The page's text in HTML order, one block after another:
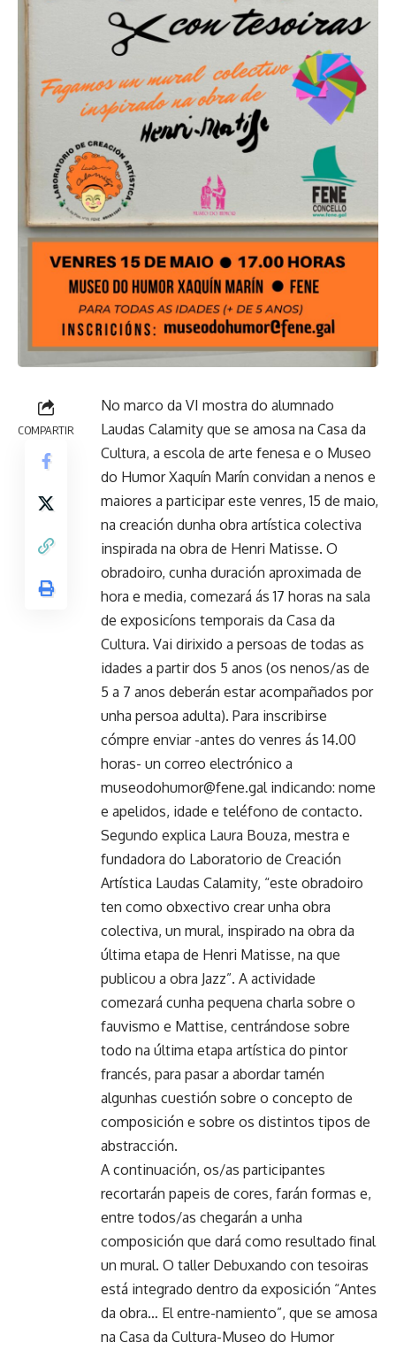
COMPARTIR
No marco da VI mostra do alumnado
Laudas Calamity que se amosa na Casa da
Cultura, a escola de arte fenesa e o Museo
do Humor Xaquín Marín convidan a nenos e
maiores a participar este venres, 15 de maio,
na creación dunha obra artística colectiva
inspirada na obra de Henri Matisse. O
obradoiro, cunha duración aproximada de
hora e media, comezará ás 17 horas na sala
de exposicíons temporais da Casa da
Cultura. Vai dirixido a persoas de todas as
idades a partir dos 5 anos (os nenos/as de
5 a 7 anos deberán estar acompañados por
unha persoa adulta). Para inscribirse
cómpre enviar -antes do venres ás 14.00
horas- un correo electrónico a
museodohumor@fene.gal indicando: nome
e apelidos, idade e teléfono de contacto.
Segundo explica Laura Bouza, mestra e
fundadora do Laboratorio de Creación
Artística Laudas Calamity, “este obradoiro
ten como obxectivo crear unha obra
colectiva, un mural, inspirado na obra da
última etapa de Henri Matisse, na que
publicou a obra Jazz”. A actividade
comezará cunha pequena charla sobre o
fauvismo e Mattise, centrándose sobre
todo na última etapa artística do pintor
francés, para pasar a abordar tamén
algunhas cuestión sobre o concepto de
composición e sobre os distintos tipos de
abstracción.
A continuación, os/as participantes
recortarán papeis de cores, farán formas e,
entre todos/as chegarán a unha
composición que dará como resultado final
un mural. O taller Debuxando con tesoiras
está integrado dentro da exposición “Antes
da obra… El entre-namiento”, que se amosa
na Casa da Cultura-Museo do Humor